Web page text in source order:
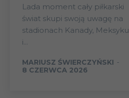
Lada moment cały piłkarski
świat skupi swoją uwagę na
stadionach Kanady, Meksyku
i...
MARIUSZ ŚWIERCZYŃSKI -
8 CZERWCA 2026